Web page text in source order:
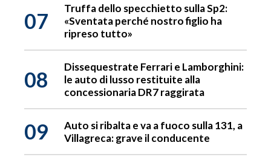
07
Truffa dello specchietto sulla Sp2:
«Sventata perché nostro figlio ha
ripreso tutto»
08
Dissequestrate Ferrari e Lamborghini:
le auto di lusso restituite alla
concessionaria DR7 raggirata
09
Auto si ribalta e va a fuoco sulla 131, a
Villagreca: grave il conducente